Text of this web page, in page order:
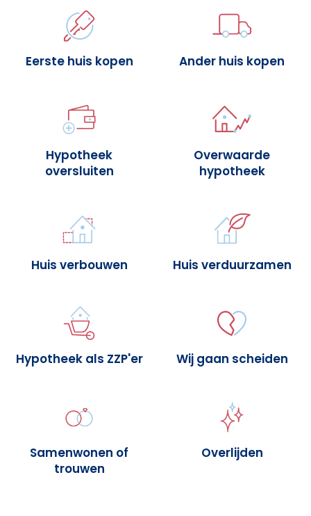
Eerste huis kopen Ander huis kopen
Hypotheek
oversluiten
Overwaarde
hypotheek
Huis verbouwen Huis verduurzamen
Hypotheek als ZZP'er Wij gaan scheiden
Samenwonen of
trouwen
Overlijden